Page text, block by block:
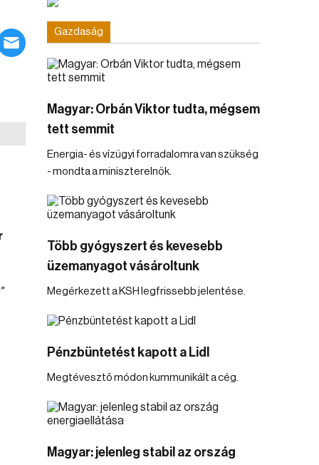
Gazdaság
Magyar: Orbán Viktor tudta, mégsem
tett semmit
Energia- és vízügyi forradalomra van szükség
- mondta a miniszterelnök.
Több gyógyszert és kevesebb
üzemanyagot vásároltunk
Megérkezett a KSH legfrissebb jelentése.
Pénzbüntetést kapott a Lidl
Megtévesztő módon kummunikált a cég.
Magyar: jelenleg stabil az ország